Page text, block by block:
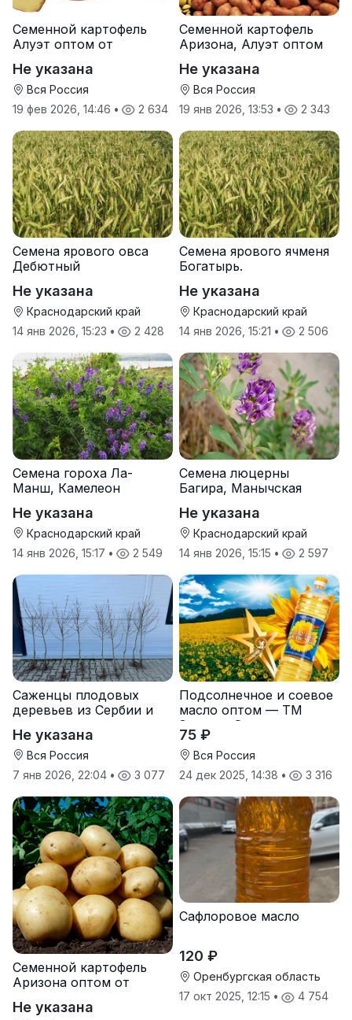
Семенной картофель
Алуэт оптом от
Не указана
Вся Россия
19 фев 2026, 14:46 • 2 634
Семенной картофель
Аризона, Алуэт оптом
Не указана
Вся Россия
19 янв 2026, 13:53 • 2 343
Семена ярового овса
Дебютный
Не указана
Краснодарский край
14 янв 2026, 15:23 • 2 428
Семена ярового ячменя
Богатырь.
Не указана
Краснодарский край
14 янв 2026, 15:21 • 2 506
Семена гороха Ла-
Манш, Камелеон
Не указана
Краснодарский край
14 янв 2026, 15:17 • 2 549
Семена люцерны
Багира, Манычская
Не указана
Краснодарский край
14 янв 2026, 15:15 • 2 597
Саженцы плодовых
деревьев из Сербии и
Не указана
Вся Россия
7 янв 2026, 22:04 • 3 077
Подсолнечное и соевое
масло оптом — ТМ
Золотая Семечка
75 ₽
Вся Россия
24 дек 2025, 14:38 • 3 316
Семенной картофель
Аризона оптом от
Не указана
Сафлоровое масло
120 ₽
Оренбургская область
17 окт 2025, 12:15 • 4 754